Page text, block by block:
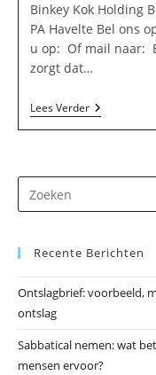
Binkey Kok Holding
PA Havelte Bel ons
u op: Of mail naar:
zorgt dat…
Lees VerderBinkey
Kok
Havelte
Recente Berichten
Ontslagbrief: voorbeeld,
ontslag
Sabbatical nemen: wat
mensen ervoor?